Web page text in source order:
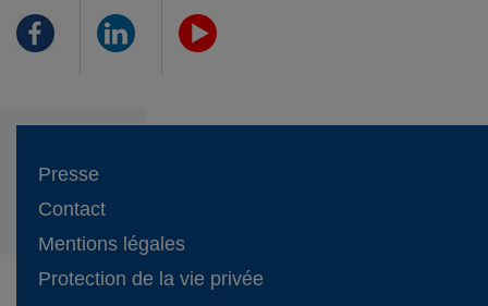
Presse
Contact
Mentions légales
Protection de la vie privée